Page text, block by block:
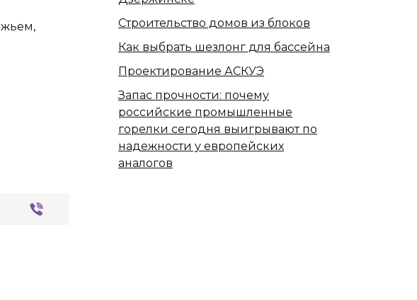
Строительство домов из блоков
Как выбрать шезлонг для бассейна
Проектирование АСКУЭ
Запас прочности: почему
российские промышленные
горелки сегодня выигрывают по
надежности у европейских
аналогов